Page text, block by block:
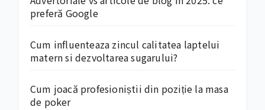
preferă Google
Cum influenteaza zincul calitatea laptelui
matern si dezvoltarea sugarului?
Cum joacă profesioniștii din poziție la masa
de poker